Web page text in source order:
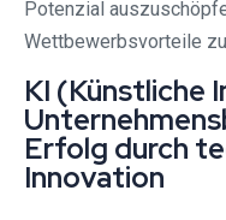
Potenzial
Wettbewerbsvorteile
KI (Künstliche
Erfolg durch
Innovation